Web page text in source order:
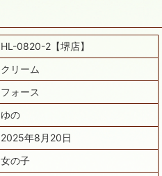
HL-0820-2【堺店】
クリーム
フォース
ゆの
2025年8月20日
女の子